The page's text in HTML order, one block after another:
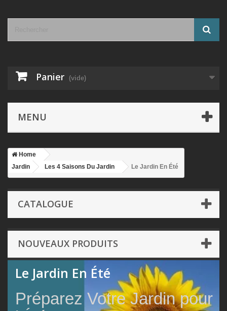
Panier (vide)
MENU
Home
Jardin
Les 4 Saisons Du Jardin Le Jardin En Été
CATALOGUE
NOUVEAUX PRODUITS
Le Jardin En Été
Préparez Votre Jardin pour